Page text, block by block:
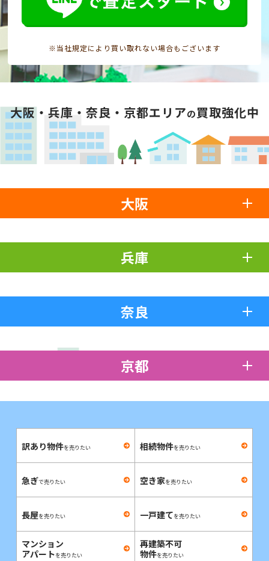
※当社規定により買い取れない場合もございます
大阪・兵庫・奈良・京都エリアの買取強化中
大阪
兵庫
奈良
京都
訳あり物件を売りたい 相続物件を売りたい
急ぎで売りたい 空き家を売りたい
長屋を売りたい 一戸建てを売りたい
マンション
アパートを売りたい
再建築不可
物件を売りたい